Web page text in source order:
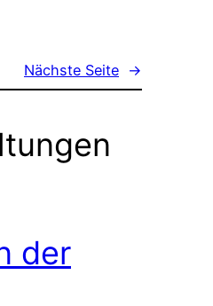
Nächste Seite →
der